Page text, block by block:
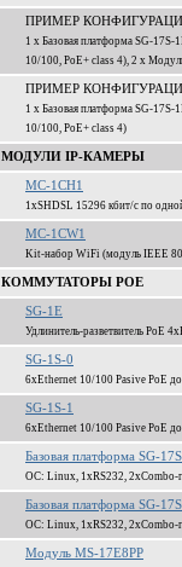
ПРИМЕР
1 x Базовая платформа SG-
10/100, PoE+ class 4), 2 x
ПРИМЕР
1 x Базовая платформа SG-
10/100, PoE+ class 4)
МОДУЛИ IP-КАМЕРЫ
MC-1CH1
1xSHDSL 15296 кбит/c по
MC-1CW1
Kit-набор WiFi (модуль IEEE
КОММУТАТОРЫ POE
SG-1E
Удлинитель-разветвитель PoE
SG-1S-0
6xEthernet 10/100 Pasive PoE
SG-1S-1
6xEthernet 10/100 Pasive PoE
Базовая платформа SG-
ОС: Linux, 1xRS232, 2xCombo-
Базовая платформа SG-
ОС: Linux, 1xRS232, 2xCombo-
Модуль MS-17E8PP